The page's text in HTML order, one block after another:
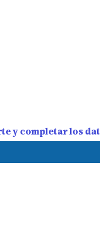
y completar los